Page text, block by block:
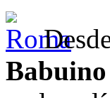
Babuino